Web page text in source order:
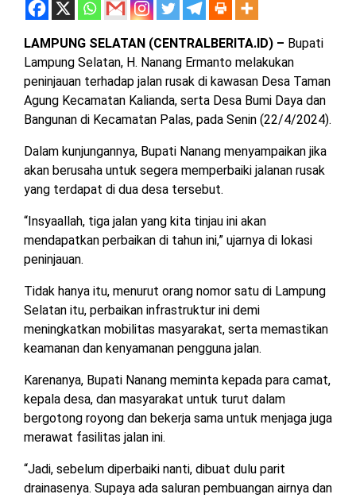
LAMPUNG
LAMPUNG
TIMUR
LAMPUNG
MESUJI
PESISIR
BARAT
TULANG
BAWANG
TULANG
BAWANG
BARAT
WAYKANAN
LAMSEL
DPRD
LAMTENG
LAMBAR
DPRD
DPRD
LAMPUNG
DPRD
MESUJI
DPRD
PESISIR
BARAT
DPRD
TULANG
BAWANG
LAMPUNG SELATAN (CENTRALBERITA.ID) – Bupati
Lampung Selatan, H. Nanang Ermanto melakukan
peninjauan terhadap jalan rusak di kawasan Desa Taman
Agung Kecamatan Kalianda, serta Desa Bumi Daya dan
Bangunan di Kecamatan Palas, pada Senin (22/4/2024).
Dalam kunjungannya, Bupati Nanang menyampaikan jika
akan berusaha untuk segera memperbaiki jalanan rusak
yang terdapat di dua desa tersebut.
“Insyaallah, tiga jalan yang kita tinjau ini akan
mendapatkan perbaikan di tahun ini,” ujarnya di lokasi
peninjauan.
Tidak hanya itu, menurut orang nomor satu di Lampung
Selatan itu, perbaikan infrastruktur ini demi
meningkatkan mobilitas masyarakat, serta memastikan
keamanan dan kenyamanan pengguna jalan.
Karenanya, Bupati Nanang meminta kepada para camat,
kepala desa, dan masyarakat untuk turut dalam
bergotong royong dan bekerja sama untuk menjaga juga
merawat fasilitas jalan ini.
“Jadi, sebelum diperbaiki nanti, dibuat dulu parit
drainasenya. Supaya ada saluran pembuangan airnya dan